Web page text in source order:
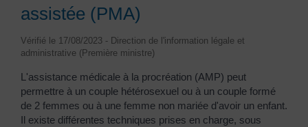
assistée (PMA)
Vérifié le 17/08/2023 - Direction de l'information légale et
administrative (Première ministre)
L'assistance médicale à la procréation (AMP) peut
permettre à un couple hétérosexuel ou à un couple formé
de 2 femmes ou à une femme non mariée d'avoir un enfant.
Il existe différentes techniques prises en charge, sous